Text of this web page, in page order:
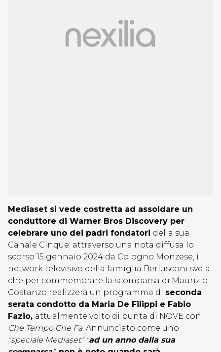
Mediaset si vede costretta ad assoldare un
conduttore di Warner Bros Discovery per
celebrare uno dei padri fondatori della sua
Canale Cinque: attraverso una nota diffusa lo
scorso 15 gennaio 2024 da Cologno Monzese, il
network televisivo della famiglia Berlusconi svela
che per commemorare la scomparsa di Maurizio
Costanzo realizzerà un programma di seconda
serata condotto da Maria De Filippi e Fabio
Fazio, attualmente volto di punta di NOVE con
Che Tempo Che Fa. Annunciato come uno
“speciale Mediaset” “ad un anno dalla sua